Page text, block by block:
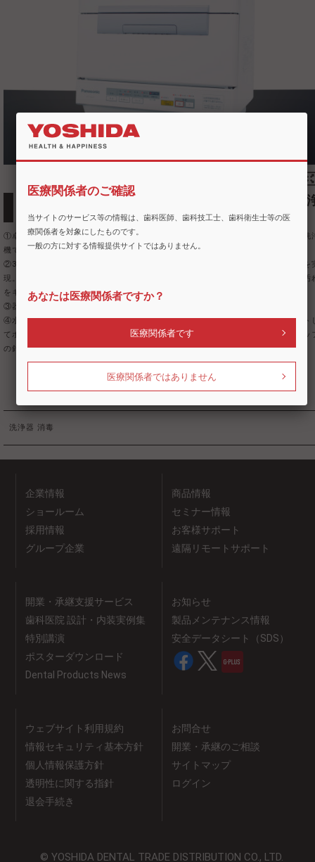
卓上コンパクトサイズの自動ジェット式器具洗浄
機
①卓上コンパクトサイズ（Ｗ550×Ｄ344×Ｈ592mm）の自動ジェット式器具洗
機です。基本セットは最大10セットの洗浄が可能です。
②3箇所のブーメランノズルと背面ノズルの計4箇所のノズルによる強力水流を
現。80℃の熱水、強力水流と専用洗剤（酵素洗剤）で血液や体液中のたんぱく汚
をキレイに除去できます。
③器具の汚れや目的に応じて、3コース＋乾燥のみのコースが選択可能です。
④水道光熱費節約、作業負担を軽減し、手洗いより経済的です。洗浄物をセット
てボタンを押せば、洗浄から消毒・乾燥まで自動でおこないます。また、スタッ
の針刺し事故等のリスクを軽減します。
洗浄器 消毒
企業情報
ショールーム
採用情報
グループ企業
商品情報
セミナー情報
お客様サポート
遠隔リモートサポート
開業・承継支援サービス
歯科医院 設計・内装実例集
特別講演
ポスターダウンロード
Dental Products News
お知らせ
製品メンテナンス情報
安全データシート（SDS）
ウェブサイト利用規約
情報セキュリティ基本方針
個人情報保護方針
透明性に関する指針
退会手続き
お問合せ
開業・承継のご相談
サイトマップ
ログイン
© YOSHIDA DENTAL TRADE DISTRIBUTION CO., LTD.
医療関係者のご確認
当サイトのサービス等の情報は、歯科医師、歯科技工士、歯科衛生士等の医
療関係者を対象にしたものです。
一般の方に対する情報提供サイトではありません。
あなたは医療関係者ですか？
医療関係者です
医療関係者ではありません